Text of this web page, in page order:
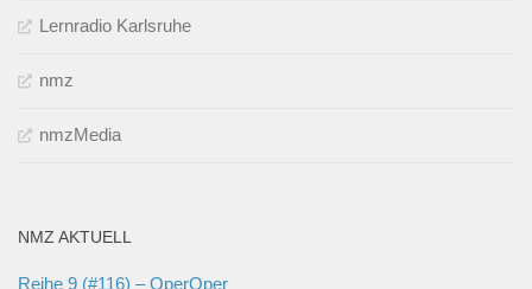
Lernradio Karlsruhe
nmz
nmzMedia
NMZ AKTUELL
Reihe 9 (#116) – OperOper